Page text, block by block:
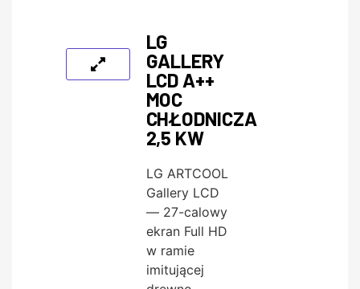
LG
GALLERY
LCD A++
MOC
CHŁODNICZA
2,5 KW
LG ARTCOOL
Gallery LCD
— 27-calowy
ekran Full HD
w ramie
imitującej